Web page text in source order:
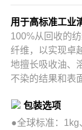
用于高标准工业
100%从回收的
纤维，以实现卓
地擅长吸收油、
不染的结果和表
包装选项
●全球标准：